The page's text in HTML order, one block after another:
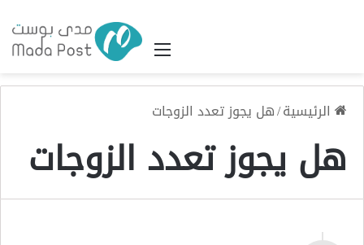
القائمة
الرئيسية/هل يجوز تعدد الزوجات
هل يجوز تعدد الزوجات